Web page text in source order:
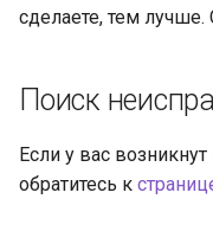
сделаете, тем лучше.
Поиск
Если у вас
обратитесь к